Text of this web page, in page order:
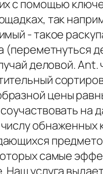
с помощью
так
- такое
деловой.
цены
обнаженных
самые